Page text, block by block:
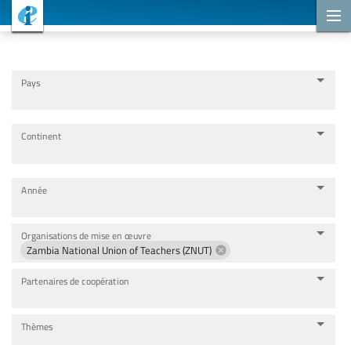
Pays
Continent
Année
Organisations de mise en œuvre
Zambia National Union of Teachers (ZNUT)
Partenaires de coopération
Thèmes